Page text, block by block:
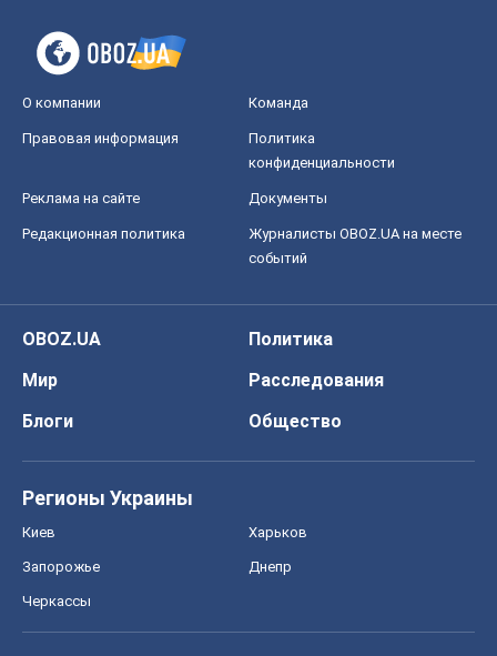
О компании Команда
Правовая информация
Политика
конфиденциальности
Реклама на сайте Документы
Редакционная политика
Журналисты OBOZ.UA на месте
событий
OBOZ.UA
Политика
Мир
Расследования
Блоги
Общество
Регионы Украины
Киев Харьков
Запорожье Днепр
Черкассы